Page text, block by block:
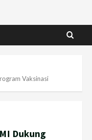
Vaksinasi
Dukung